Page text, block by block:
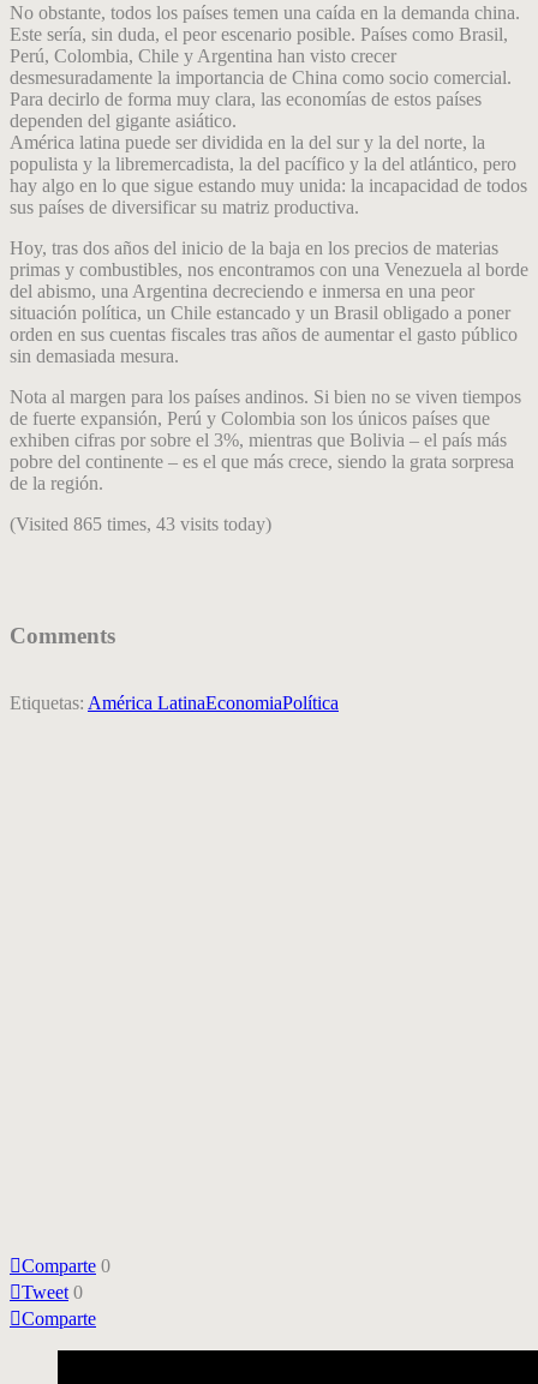
No obstante, todos los países temen una caída en la demanda china.
Este sería, sin duda, el peor escenario posible. Países como Brasil,
Perú, Colombia, Chile y Argentina han visto crecer
desmesuradamente la importancia de China como socio comercial.
Para decirlo de forma muy clara, las economías de estos países
dependen del gigante asiático.
América latina puede ser dividida en la del sur y la del norte, la
populista y la libremercadista, la del pacífico y la del atlántico, pero
hay algo en lo que sigue estando muy unida: la incapacidad de todos
sus países de diversificar su matriz productiva.
Hoy, tras dos años del inicio de la baja en los precios de materias
primas y combustibles, nos encontramos con una Venezuela al borde
del abismo, una Argentina decreciendo e inmersa en una peor
situación política, un Chile estancado y un Brasil obligado a poner
orden en sus cuentas fiscales tras años de aumentar el gasto público
sin demasiada mesura.
Nota al margen para los países andinos. Si bien no se viven tiempos
de fuerte expansión, Perú y Colombia son los únicos países que
exhiben cifras por sobre el 3%, mientras que Bolivia – el país más
pobre del continente – es el que más crece, siendo la grata sorpresa
de la región.
(Visited 865 times, 43 visits today)
Comments
Etiquetas: América LatinaEconomiaPolítica
Comparte 0
Tweet 0
Comparte